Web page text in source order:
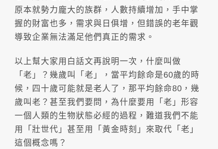
原本就勢力龐大的族群，人數持續增加，手中掌
握的財富也多，需求與日俱增，但錯誤的老年觀
導致企業無法滿足他們真正的需求。
以上幫大家用白話文再說明一次，什麼叫做
「老」？幾歲叫「老」，當平均餘命是60歲的時
候，四十歲可能就是老人了，那平均餘命80，幾
歲叫老？甚至我們要問，為什麼要用「老」形容
一個人類的生物狀態必經的過程，難道我們不能
用「壯世代」甚至用「黃金時刻」來取代「老」
這個概念嗎？